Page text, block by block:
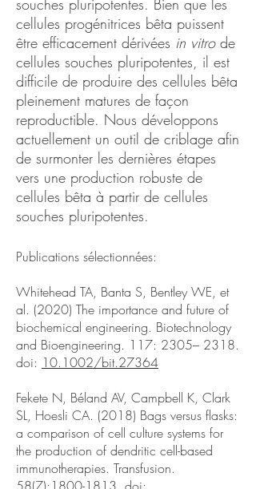
cellules progénitrices bêta puissent
être efficacement dérivées in vitrode
cellules souches pluripotentes, il est
difficile de produire des cellules bêta
pleinement matures de façon
reproductible. Nous développons
actuellement un outil de criblage afin
de surmonter les dernières étapes
vers une production robuste de
cellules bêta à partir de cellules
souches pluripotentes.
Publications sélectionnées:
Whitehead TA, Banta S, Bentley WE, et
al. (2020) The importance and future of
biochemical engineering. Biotechnology
and Bioengineering. 117: 2305– 2318.
doi: 10.1002/bit.27364
Fekete N, Béland AV, Campbell K, Clark
SL, Hoesli CA. (2018) Bags versus flasks:
a comparison of cell culture systems for
the production of dendritic cell-based
immunotherapies. Transfusion.